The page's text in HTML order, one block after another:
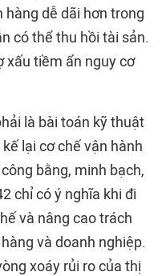
hàng dễ dãi hơn trong
có thể thu hồi tài sản.
xấu tiềm ẩn nguy cơ
là bài toán kỹ thuật
lại cơ chế vận hành
bằng, minh bạch,
chỉ có ý nghĩa khi đi
và nâng cao trách
và doanh nghiệp.
xoáy rủi ro của thị